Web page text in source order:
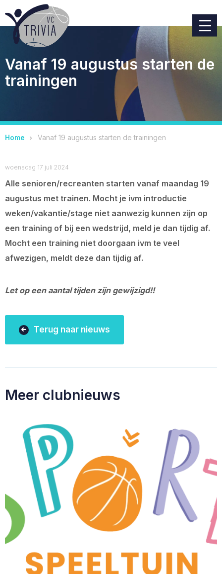
Vanaf 19 augustus starten de
trainingen
Home Vanaf 19 augustus starten de trainingen
woensdag 17 juli 2024
Alle senioren/recreanten starten vanaf maandag 19
augustus met trainen. Mocht je ivm introductie
weken/vakantie/stage niet aanwezig kunnen zijn op
een training of bij een wedstrijd, meld je dan tijdig af.
Mocht een training niet doorgaan ivm te veel
afwezigen, meldt deze dan tijdig af.
Let op een aantal tijden zijn gewijzigd!!
Terug naar nieuws
Meer clubnieuws